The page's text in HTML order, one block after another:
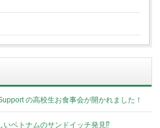
の高校生お食事会が開かれました！
いベトナムのサンドイッチ発見⁉︎